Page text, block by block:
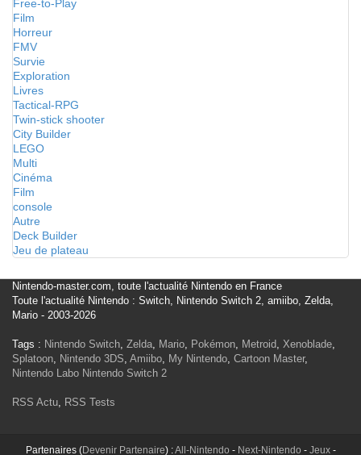
Free-to-Play
Film
Horreur
FMV
Survie
Exploration
Livres
Tactical-RPG
Twin-stick shooter
City Builder
LEGO
Multi
Cinéma
Film
console
Autre
Deck Builder
Jeu de plateau
Nintendo-master.com, toute l'actualité Nintendo en France
Toute l'actualité Nintendo : Switch, Nintendo Switch 2, amiibo, Zelda,
Mario - 2003-2026
Tags : Nintendo Switch, Zelda, Mario, Pokémon, Metroid, Xenoblade,
Splatoon, Nintendo 3DS, Amiibo, My Nintendo, Cartoon Master,
Nintendo Labo Nintendo Switch 2
RSS Actu, RSS Tests
Partenaires (Devenir Partenaire) :All-Nintendo - Next-Nintendo - Jeux-